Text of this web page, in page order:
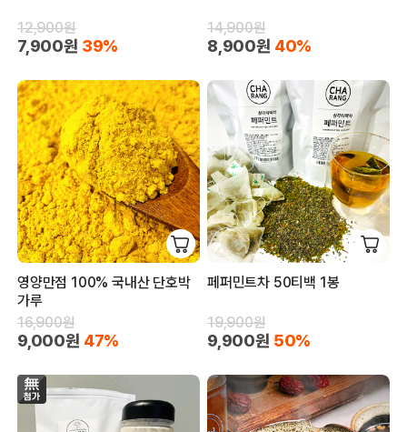
12,900원
7,900원 39%
14,900원
8,900원 40%
영양만점 100% 국내산 단호박
가루
16,900원
9,000원 47%
페퍼민트차 50티백 1봉
19,900원
9,900원 50%